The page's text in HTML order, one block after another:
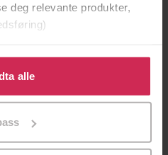
deg relevante produkter,
oss ditt samtykke til å
formålene. Du kan også
formål ved å klikke
alle
Utskudd
Dynasty, Book 19
Eagles(forfatter),Terry